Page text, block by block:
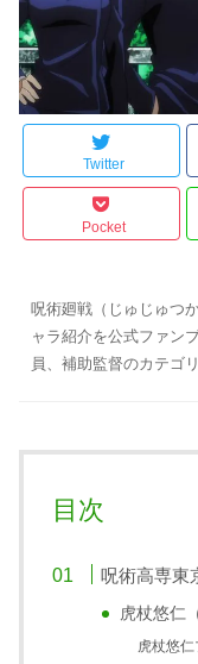
Twitter
Pocket
呪術廻戦（じゅじゅつ
ャラ紹介を公式ファン
員、補助監督のカテゴ
目次
呪術高専東
虎杖悠仁
虎杖悠仁